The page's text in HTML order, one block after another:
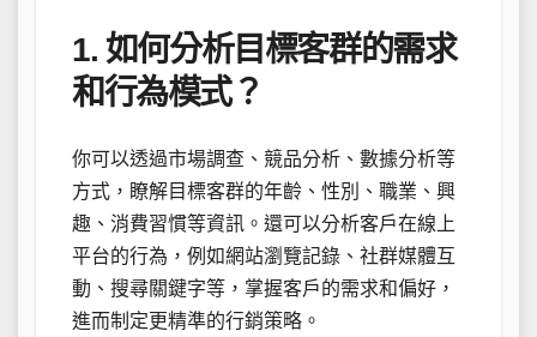
1. 如何分析目標客群的需求
和行為模式？
你可以透過市場調查、競品分析、數據分析等
方式，瞭解目標客群的年齡、性別、職業、興
趣、消費習慣等資訊。還可以分析客戶在線上
平台的行為，例如網站瀏覽記錄、社群媒體互
動、搜尋關鍵字等，掌握客戶的需求和偏好，
進而制定更精準的行銷策略。